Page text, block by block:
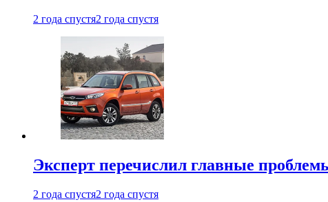
2 года спустя2 года спустя
Эксперт перечислил главные
2 года спустя2 года спустя